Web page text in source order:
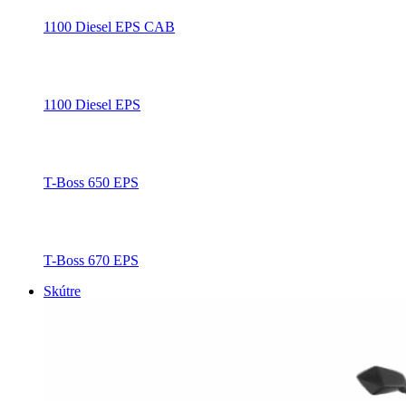
1100 Diesel EPS CAB
1100 Diesel EPS
T-Boss 650 EPS
T-Boss 670 EPS
Skútre